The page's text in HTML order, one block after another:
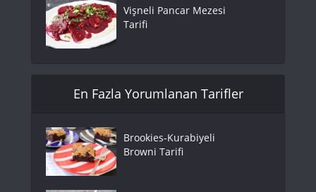
Vişneli Pancar Mezesi
Tarifi
En Fazla Yorumlanan Tarifler
Brookies-Kurabiyeli
Browni Tarifi